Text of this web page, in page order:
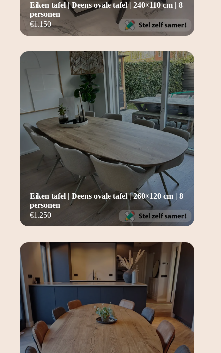
€1.150
Eiken tafel | Deens ovale tafel | 240×110 cm | 8
personen
€1.250
Eiken tafel | Deens ovale tafel | 260×120 cm | 8
personen